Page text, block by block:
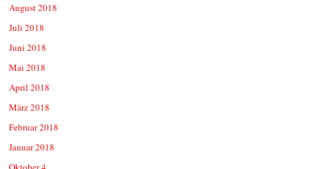
August 2018
Juli 2018
Juni 2018
Mai 2018
April 2018
März 2018
Februar 2018
Januar 2018